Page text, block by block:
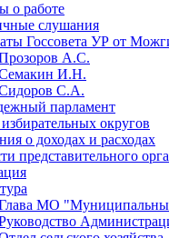
о работе
слушания
Госсовета УР от
А.С.
И.Н.
С.А.
парламент
округов
о доходах и расходах
представительного
МО